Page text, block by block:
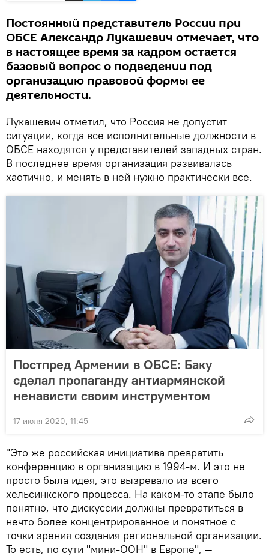
Постоянный представитель России при
ОБСЕ Александр Лукашевич отмечает, что
в настоящее время за кадром остается
базовый вопрос о подведении под
организацию правовой формы ее
деятельности.
Лукашевич отметил, что Россия не допустит
ситуации, когда все исполнительные должности в
ОБСЕ находятся у представителей западных стран.
В последнее время организация развивалась
хаотично, и менять в ней нужно практически все.
Постпред Армении в ОБСЕ: Баку
сделал пропаганду антиармянской
ненависти своим инструментом
17 июля 2020, 11:45
"Это же российская инициатива превратить
конференцию в организацию в 1994-м. И это не
просто была идея, это вызревало из всего
хельсинкского процесса. На каком-то этапе было
понятно, что дискуссии должны превратиться в
нечто более концентрированное и понятное с
точки зрения создания региональной организации.
То есть, по сути "мини-ООН" в Европе", —